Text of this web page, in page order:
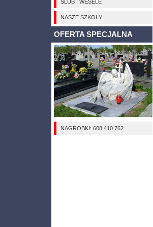
ŚLUB I WESELE
NASZE SZKOŁY
OFERTA SPECJALNA
NAGROBKI: 608 410 762